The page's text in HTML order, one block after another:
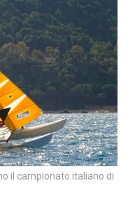
il campionato italiano di